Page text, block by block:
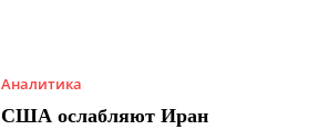
Аналитика
США ослабляют Иран